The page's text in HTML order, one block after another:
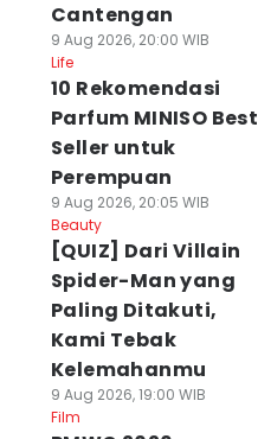
Cantengan
9 Aug 2026, 20:00 WIB
Life
10 Rekomendasi
Parfum MINISO Best
Seller untuk
Perempuan
9 Aug 2026, 20:05 WIB
Beauty
[QUIZ] Dari Villain
Spider-Man yang
Paling Ditakuti,
Kami Tebak
Kelemahanmu
9 Aug 2026, 19:00 WIB
Film